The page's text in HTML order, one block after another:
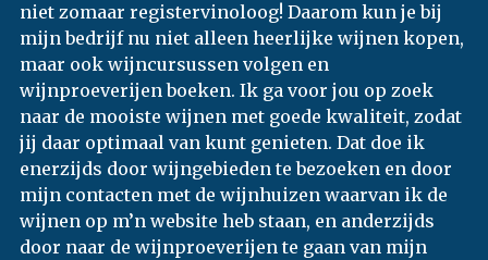
niet zomaar registervinoloog! Daarom kun je bij
mijn bedrijf nu niet alleen heerlijke wijnen kopen,
maar ook wijncursussen volgen en
wijnproeverijen boeken. Ik ga voor jou op zoek
naar de mooiste wijnen met goede kwaliteit, zodat
jij daar optimaal van kunt genieten. Dat doe ik
enerzijds door wijngebieden te bezoeken en door
mijn contacten met de wijnhuizen waarvan ik de
wijnen op m’n website heb staan, en anderzijds
door naar de wijnproeverijen te gaan van mijn